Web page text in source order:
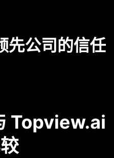
先公司的信任
Topview.ai